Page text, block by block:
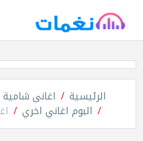
الرئيسية اغانى شامية
البوم اغاني اخري